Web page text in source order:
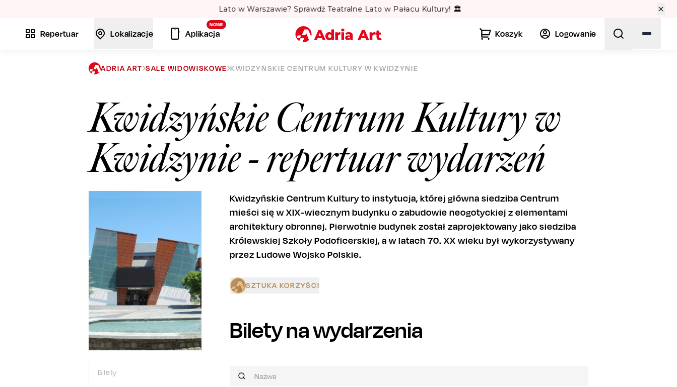
Lato w Warszawie? Sprawdź Teatralne Lato w Pałacu Kultury! 🏛️
Repertuar Lokalizacje
NOWE
Aplikacja Koszyk Logowanie
Miasto
Szukaj
ADRIA ART SALE WIDOWISKOWE KWIDZYŃSKIE CENTRUM KULTURY W KWIDZYNIE
Kwidzyńskie Centrum Kultury w
Kwidzynie- repertuar wydarzeń
Bilety
Kwidzyńskie Centrum Kultury to instytucja, której główna siedziba Centrum
mieści się w XIX-wiecznym budynku o zabudowie neogotyckiej z elementami
architektury obronnej. Pierwotnie budynek został zaprojektowany jako siedziba
Królewskiej Szkoły Podoficerskiej, a w latach 70. XX wieku był wykorzystywany
przez Ludowe Wojsko Polskie.
SZTUKA KORZYŚCI
Bilety na wydarzenia